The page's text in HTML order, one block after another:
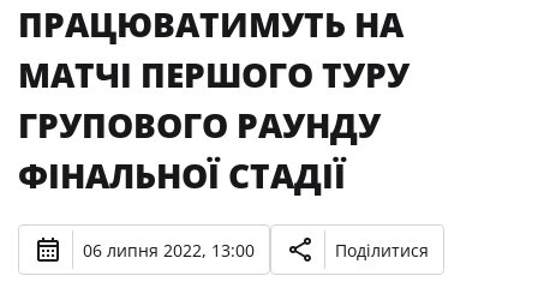
ПРАЦЮВАТИМУТЬ НА
МАТЧІ ПЕРШОГО ТУРУ
ГРУПОВОГО РАУНДУ
ФІНАЛЬНОЇ СТАДІЇ
06 липня 2022, 13:00 Поділитися